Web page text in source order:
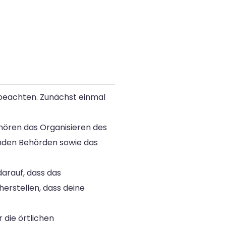
Zunächst einmal
das Organisieren des
Behörden sowie das
dass das
dass deine
die örtlichen